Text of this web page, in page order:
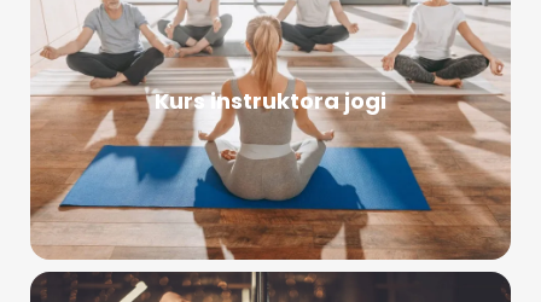
Kurs instruktora jogi